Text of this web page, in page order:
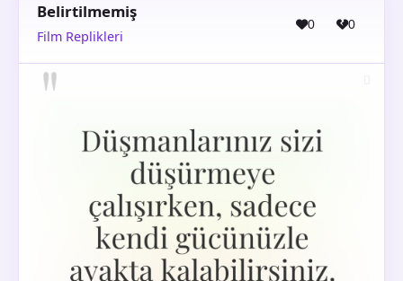
Belirtilmemiş
Film Replikleri
0 0